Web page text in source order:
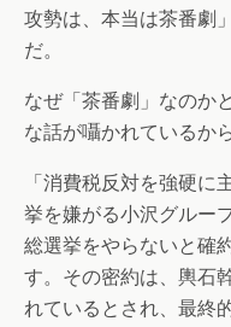
攻勢は、本当は茶番劇
だ。
なぜ「茶番劇」なのか
な話が囁かれているから
「消費税反対を強硬に
挙を嫌がる小沢グルー
総選挙をやらないと確
す。その密約は、輿石
れているとされ、最終